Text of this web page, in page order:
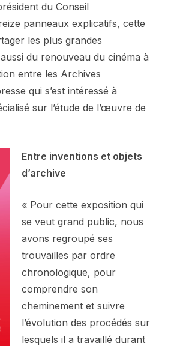
du Conseil
panneaux explicatifs, cette
les plus grandes
du renouveau du cinéma à
entre les Archives
qui s’est intéressé à
sur l’étude de l’œuvre de
Entre inventions et objets
d’archive
« Pour cette exposition qui
se veut grand public, nous
avons regroupé ses
trouvailles par ordre
chronologique, pour
comprendre son
cheminement et suivre
l’évolution des procédés sur
lesquels il a travaillé durant